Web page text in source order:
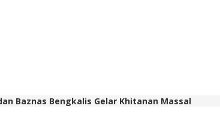
Baznas Bengkalis Gelar Khitanan Massal